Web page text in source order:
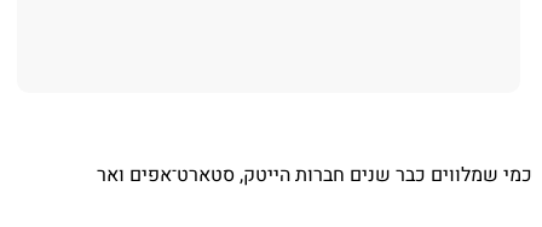
שמלווים כבר שנים חברות הייטק, סטארט־אפים ואר